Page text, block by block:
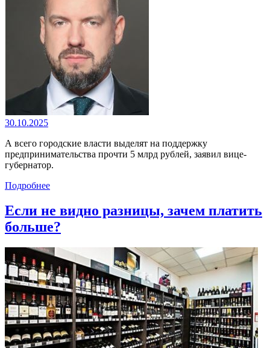
30.10.2025
А всего городские власти выделят на поддержку
предпринимательства прочти 5 млрд рублей, заявил вице-
губернатор.
Подробнее
Если не видно разницы, зачем платить
больше?